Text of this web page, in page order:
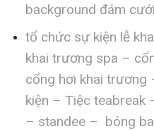
background đám
tổ chức sự kiện lễ
khai trương spa –
cổng hơi khai trương
kiện – Tiệc teabreak
– standee – bóng